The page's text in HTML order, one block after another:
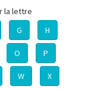
la lettre
G H
O P
W X